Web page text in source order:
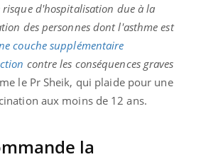
d'hospitalisation due à la
des personnes dont l'asthme est
couche supplémentaire
contre les conséquences graves
le Pr Sheik, qui plaide pour une
aux moins de 12 ans.
la